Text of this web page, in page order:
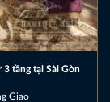
tầng tại Sài Gòn
Giao